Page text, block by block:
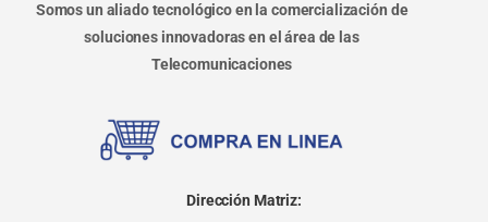
Somos un aliado tecnológico en la comercialización de
soluciones innovadoras en el área de las
Telecomunicaciones
Dirección Matriz: